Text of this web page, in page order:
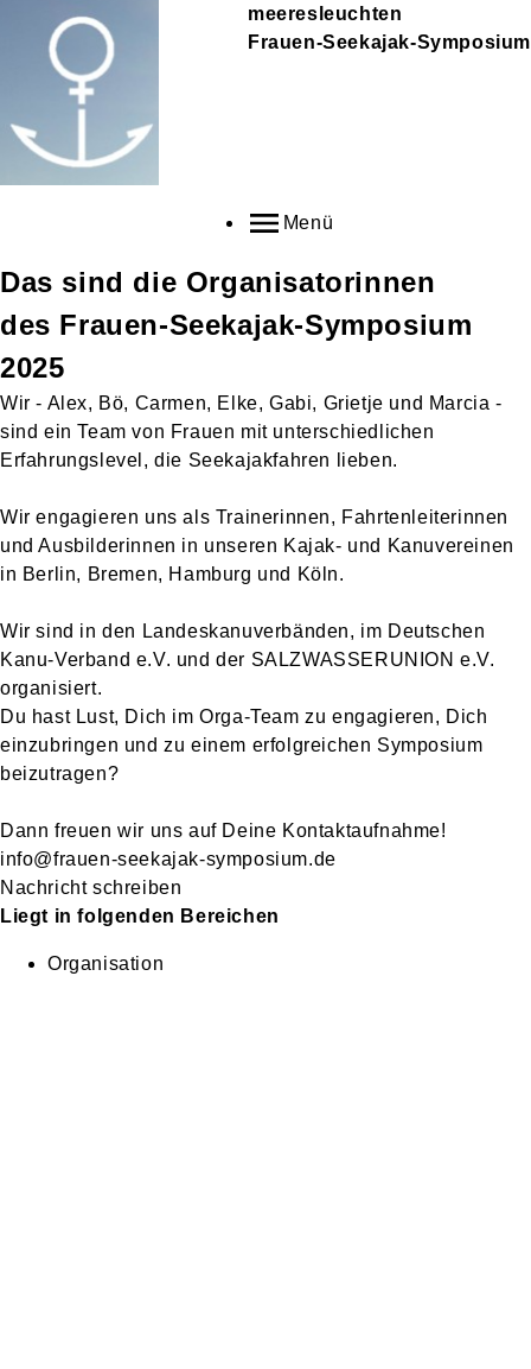
meeresleuchten
Frauen-Seekajak-Symposium
Menü
Das sind die Organisatorinnen
des Frauen-Seekajak-Symposium
2025
Wir - Alex, Bö, Carmen, Elke, Gabi, Grietje und Marcia -
sind ein Team von Frauen mit unterschiedlichen
Erfahrungslevel, die Seekajakfahren lieben.
Wir engagieren uns als Trainerinnen, Fahrtenleiterinnen
und Ausbilderinnen in unseren Kajak- und Kanuvereinen
in Berlin, Bremen, Hamburg und Köln.
Wir sind in den Landeskanuverbänden, im Deutschen
Kanu-Verband e.V. und der SALZWASSERUNION e.V.
organisiert.
Du hast Lust, Dich im Orga-Team zu engagieren, Dich
einzubringen und zu einem erfolgreichen Symposium
beizutragen?
Dann freuen wir uns auf Deine Kontaktaufnahme!
info@frauen-seekajak-symposium.de
Nachricht schreiben
Liegt in folgenden Bereichen
Organisation